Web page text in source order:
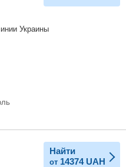
Украины
Найти
от 14374 UAH